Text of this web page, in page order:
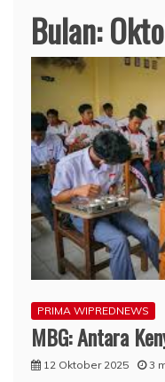
Bulan:
PRIMA WIPREDNEWS
MBG: Antara
12 Oktober 2025 3